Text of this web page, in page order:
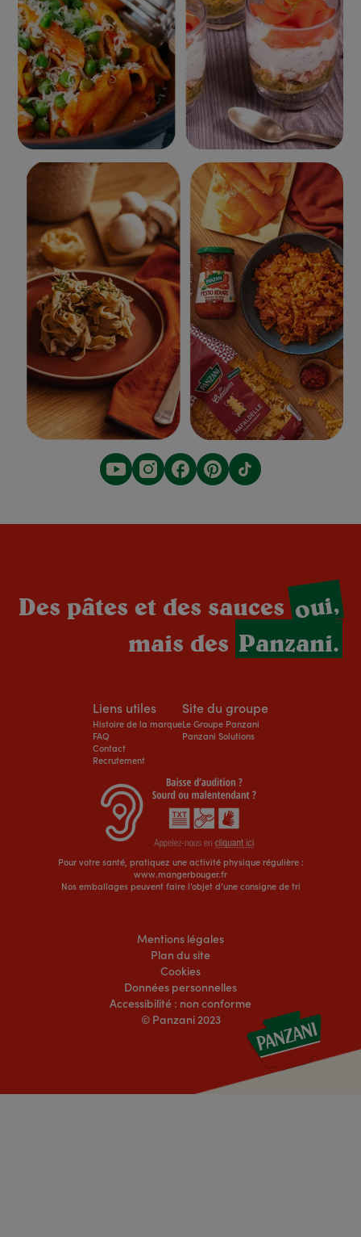
Des pâtes et des saucesoui,
mais des Panzani.
Liens utiles
Histoire de la marque
FAQ
Contact
Recrutement
Site du groupe
Le Groupe Panzani
Panzani Solutions
Pour votre santé, pratiquez une activité physique régulière :
www.mangerbouger.fr
Nos emballages peuvent faire l’objet d’une consigne de tri
Mentions légales
Plan du site
Cookies
Données personnelles
Accessibilité : non conforme
© Panzani 2023